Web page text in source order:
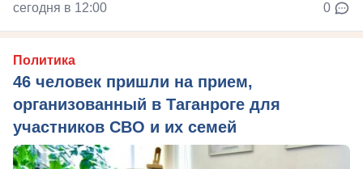
сегодня в 12:00 0
Политика
46 человек пришли на прием,
организованный в Таганроге для
участников СВО и их семей